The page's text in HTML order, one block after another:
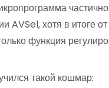
AVSel, хотя в итоге
функция
такой кошмар: